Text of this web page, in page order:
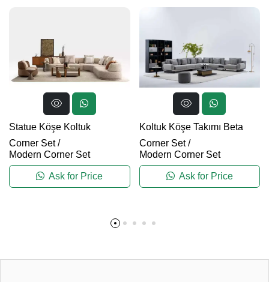
Statue Köşe Koltuk
Corner Set/
Modern Corner Set
Ask for Price
Koltuk Köşe Takımı Beta
Corner Set/
Modern Corner Set
Ask for Price